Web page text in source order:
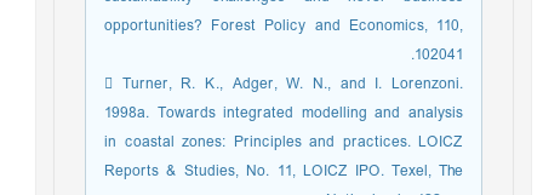
opportunities? Forest Policy and Economics, 110,
102041.
 Turner, R. K., Adger, W. N., and I. Lorenzoni.
1998a. Towards integrated modelling and analysis
in coastal zones: Principles and practices. LOICZ
Reports & Studies, No. 11, LOICZ IPO. Texel, The